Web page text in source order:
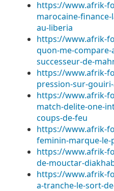
https://www.afrik-
marocaine-
au-liberia
https://www.afrik-
quon-me-compare-
successeur-de-
https://www.afrik-
pression-sur-
https://www.afrik-
match-delite-one-
coups-de-feu
https://www.afrik-
feminin-marque-le-
https://www.afrik-
de-mouctar-
https://www.afrik-
a-tranche-le-sort-